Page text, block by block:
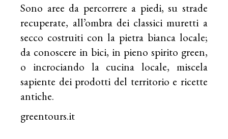
Sono aree da percorrere a piedi, su strade
recuperate, all’ombra dei classici muretti a
secco costruiti con la pietra bianca locale;
da conoscere in bici, in pieno spirito green,
o incrociando la cucina locale, miscela
sapiente dei prodotti del territorio e ricette
antiche.
greentours.it